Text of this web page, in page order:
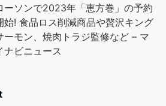
国に魅力を発信。 – PR TIMES
ーソンで2023年「恵方巻」の予約
始! 食品ロス削減商品や贅沢キング
ーモン、焼肉トラジ監修など – マ
ナビニュース